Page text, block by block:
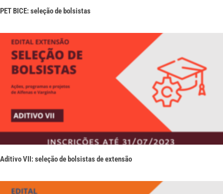
PET BICE: seleção de bolsistas
Aditivo VII: seleção de bolsistas de extensão